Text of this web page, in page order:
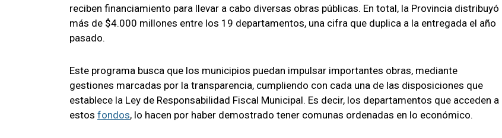
reciben financiamiento para llevar a cabo diversas obras públicas. En total, la Provincia distribuyó
más de $4.000 millones entre los 19 departamentos, una cifra que duplica a la entregada el año
pasado.
Este programa busca que los municipios puedan impulsar importantes obras, mediante
gestiones marcadas por la transparencia, cumpliendo con cada una de las disposiciones que
establece la Ley de Responsabilidad Fiscal Municipal. Es decir, los departamentos que acceden a
estos fondos, lo hacen por haber demostrado tener comunas ordenadas en lo económico.